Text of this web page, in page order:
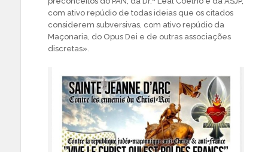
com ativo repúdio de todas ideias que os citados
considerem subversivas, com ativo repúdio da
Maçonaria, do Opus Dei e de outras associações
discretas».